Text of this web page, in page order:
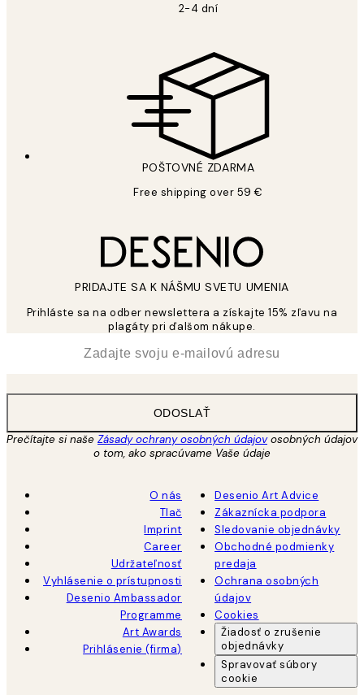
2-4 dní
POŠTOVNÉ ZDARMA
Free shipping over 59 €
PRIDAJTE SA K NÁŠMU SVETU UMENIA
Prihláste sa na odber newslettera a získajte 15% zľavu na
plagáty pri ďalšom nákupe.
ODOSLAŤ
Prečítajte si naše Zásady ochrany osobných údajovosobných údajov
o tom, ako spracúvame Vaše údaje
O nás
Tlač
Imprint
Career
Udržateľnosť
Vyhlásenie o prístupnosti
Desenio Ambassador
Programme
Art Awards
Prihlásenie (firma)
Desenio Art Advice
Zákaznícka podpora
Sledovanie objednávky
Obchodné podmienky
predaja
Ochrana osobných
údajov
Cookies
Žiadosť o zrušenie
objednávky
Spravovať súbory
cookie